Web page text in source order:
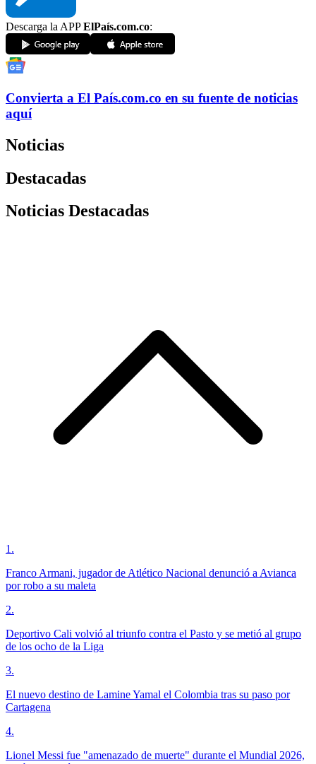
Descarga la APPElPaís.com.co:
Convierta a El País.com.co en su fuente de noticias
aquí
Noticias
Destacadas
Noticias Destacadas
1 .
Franco Armani, jugador de Atlético Nacional denunció a Avianca
por robo a su maleta
2.
Deportivo Cali volvió al triunfo contra el Pasto y se metió al grupo
de los ocho de la Liga
3.
El nuevo destino de Lamine Yamal el Colombia tras su paso por
Cartagena
4.
Lionel Messi fue "amenazado de muerte" durante el Mundial 2026,